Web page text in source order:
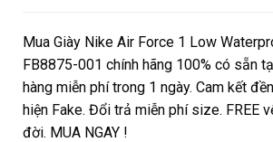
Mua Giày Nike Air Force 1 Low
FB8875-001 chính hãng 100% có sẵn
hàng miễn phí trong 1 ngày. Cam kết
hiện Fake. Đổi trả miễn phí size. FREE
đời. MUA NGAY !